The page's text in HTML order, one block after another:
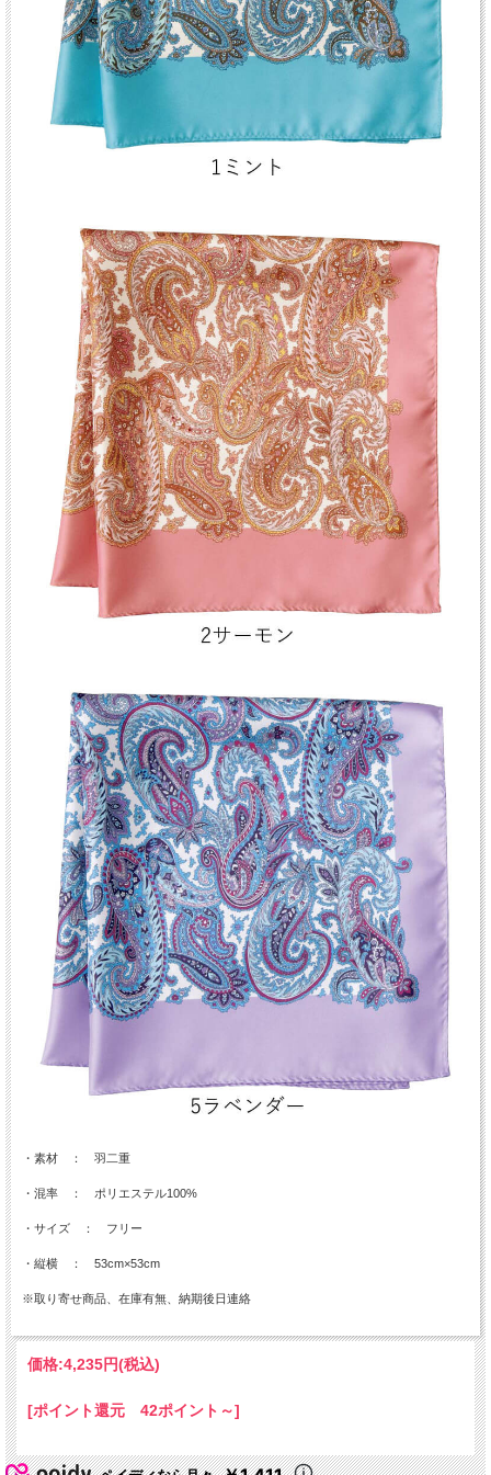
・素材 ： 羽二重
・混率 ： ポリエステル100%
・サイズ ： フリー
・縦横 ： 53cm×53cm
※取り寄せ商品、在庫有無、納期後日連絡
価格:4,235円(税込)
[ポイント還元 42ポイント～]